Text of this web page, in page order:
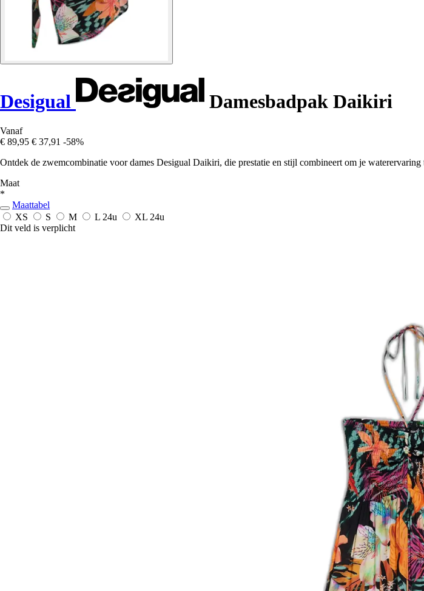
Desigual Damesbadpak Daikiri
Vanaf
€ 89,95 € 37,91 -58%
Ontdek de zwemcombinatie voor dames Desigual Daikiri, die prestatie en stijl combineert om je waterervaring
Maat
*
Maattabel
XS
S M L 24u XL 24u
Dit veld is verplicht